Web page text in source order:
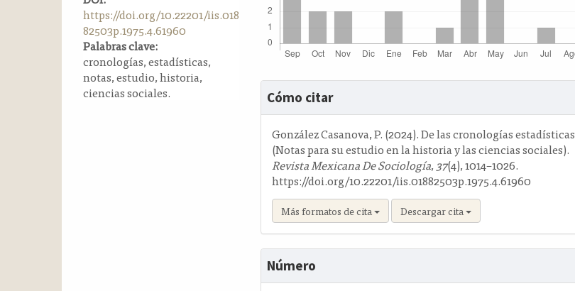
https://doi.org/10.22201/iis.018
82503p.1975.4.61960
Palabras clave:
cronologías, estadísticas,
notas, estudio, historia,
ciencias sociales.
Detalles
del
artículo
Cómo citar
González Casanova, P. (2024). De las cronologías estadísticas
(Notas para su estudio en la historia y las ciencias sociales).
Revista Mexicana De Sociología, 37(4), 1014–1026.
https://doi.org/10.22201/iis.01882503p.1975.4.61960
Más formatos de cita Descargar cita
Número